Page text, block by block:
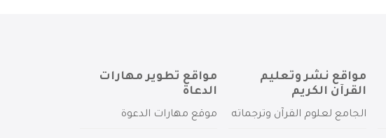
مواقع نشر وتعليم
القرآن الكريم
الجامع لعلوم القرآن وترجماته
مواقع تطوير مهارات
الدعاة
موقع مهارات الدعوة